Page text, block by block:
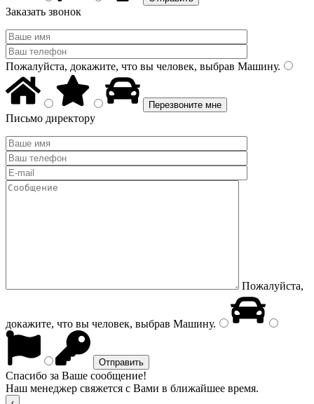
Заказать звонок
Пожалуйста, докажите, что вы человек, выбрав Машину.
Письмо директору
Пожалуйста,
докажите, что вы человек, выбрав Машину.
Спасибо за Ваше сообщение!
Наш менеджер свяжется с Вами в ближайшее время.